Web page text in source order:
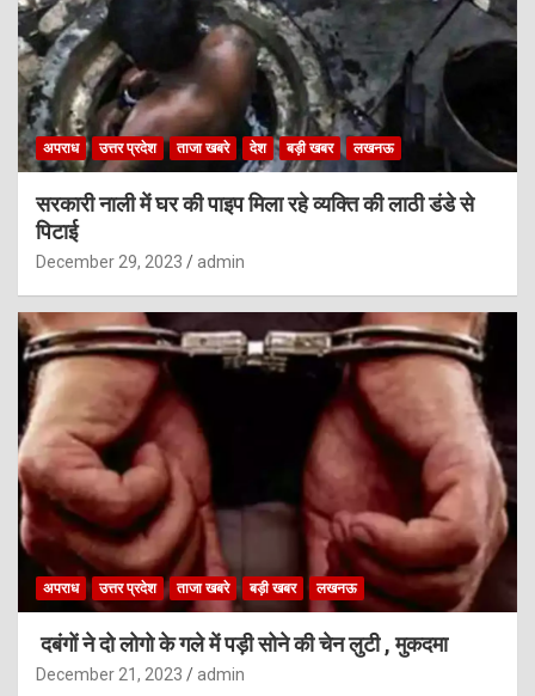
अपराध उत्तर प्रदेश ताजा खबरे देश बड़ी खबर लखनऊ
सरकारी नाली में घर की पाइप मिला रहे व्यक्ति की लाठी डंडे से
पिटाई
December 29, 2023 admin
अपराध उत्तर प्रदेश ताजा खबरे बड़ी खबर लखनऊ
दबंगों ने दो लोगो के गले में पड़ी सोने की चेन लुटी , मुकदमा
December 21, 2023 admin